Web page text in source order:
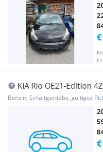
KIA Rio OE21-Edition
Benzin, Schaltgetriebe, gültiges